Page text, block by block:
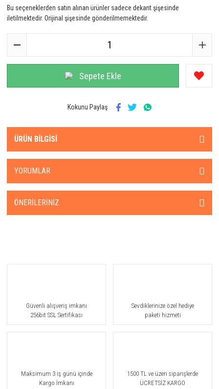
Bu seçeneklerden satın alınan ürünler sadece dekant şişesinde
iletilmektedir. Orijinal şişesinde gönderilmemektedir.
Sepete Ekle
Kokunu Paylaş
ÜRÜN BILGISI
YORUMLAR
ÖNERILERINIZ
Güvenli alışveriş imkanı
256bit SSL Sertifikası
Sevdiklerinize özel hediye
paketi hizmeti
Maksimum 3 iş günü içinde
Kargo İmkanı
1500 TL ve üzeri siparişlerde
ÜCRETSİZ KARGO